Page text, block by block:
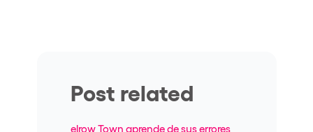
Post related
elrow Town aprende de sus errores